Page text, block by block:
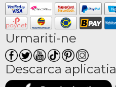
Urmariti-ne
Descarca aplicatia